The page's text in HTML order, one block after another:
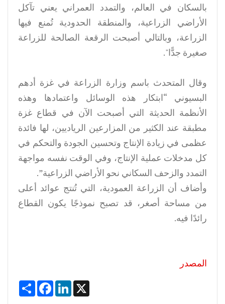
بالسكان في العالم، والتمدد العمراني يعني تآكل
الأراضي الزراعية، والمنطقة الحدودية تُمنع فيها
الزراعة، وبالتالي أصبحت الرقعة الصالحة للزراعة
صغيرة جدًّا".
وقال المتحدث باسم وزارة الزراعة في غزة أدهم
البسيوني “ابتكار هذه الوسائل واعتمادها وهذه
الأنظمة الحديثة التي أصبحت الآن في قطاع غزة
مطبقة عند الكثير من المزارعين الرياديين، لها فائدة
عظمى في زيادة الإنتاج وتحسين الجودة والتحكم في
كل مدخلات عملية الإنتاج، وفي الوقت نفسه مواجهة
التمدد والزحف السكاني نحو الأراضي الزراعية”.
وأضاف أن الزراعة العمودية، التي تُنتج عوائد أعلى
من مساحة أصغر، قد تصبح نموذجًا يكون القطاع
رائدًا فيه.
المصدر
Share FacebookLinkedIn